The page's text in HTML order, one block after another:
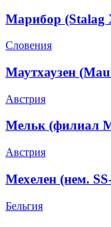
Марибор (Stalag
Словения
Маутхаузен
Австрия
Мельк (филиал
Австрия
Мехелен (нем.
Бельгия